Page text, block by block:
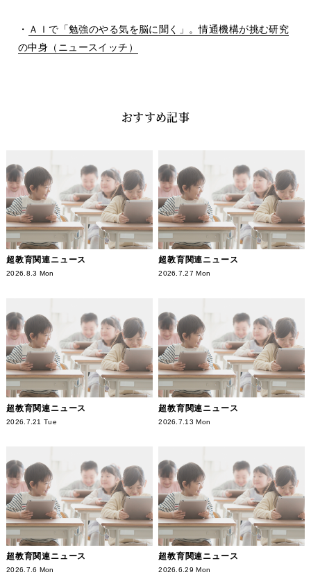
・ ＡＩで「勉強のやる気を脳に聞く」。情通機構が挑む研究
の中身（ニュースイッチ）
おすすめ記事
超教育関連ニュース
2026.8.3 Mon
超教育関連ニュース
2026.7.27 Mon
超教育関連ニュース
2026.7.21 Tue
超教育関連ニュース
2026.7.13 Mon
超教育関連ニュース
2026.7.6 Mon
超教育関連ニュース
2026.6.29 Mon